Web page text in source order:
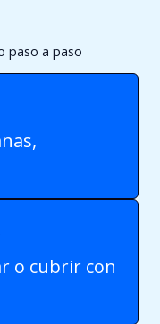
paso a paso
o cubrir con